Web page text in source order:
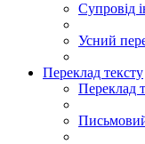
Супровід
Усний
Переклад тексту
Переклад